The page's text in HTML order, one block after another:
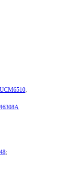
UCM6510;
;